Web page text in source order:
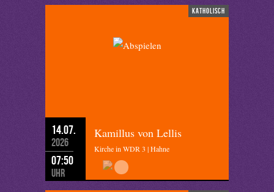
katholisch
14.07.
2026
07:50
Uhr
Kamillus von Lellis
Kirche in WDR 3 | Hahne